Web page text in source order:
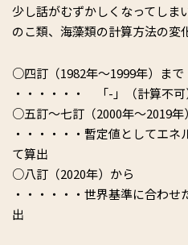
少し話がむずかしくなってしま
のこ類、海藻類の計算方法の変
○四訂（1982年～1999年）まで
・・・・・・ 「-」（計算不可
○五訂～七訂（2000年～2019年
・・・・・・暫定値としてエ
て算出
○八訂（2020年）から
・・・・・・世界基準に合わ
出